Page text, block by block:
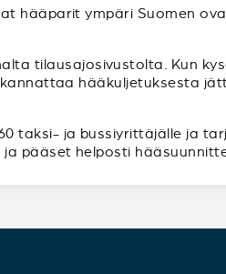
hääparit ympäri Suomen
tilausajosivustolta. Kun
hääkuljetuksesta
taksi- ja bussiyrittäjälle ja
pääset helposti